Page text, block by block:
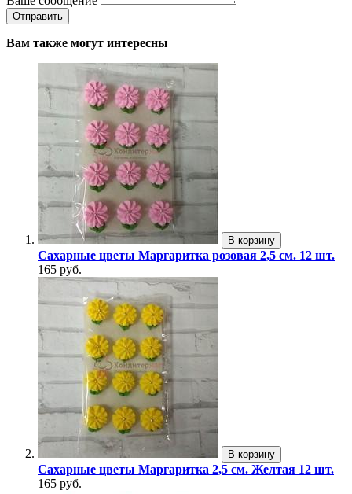
Вам также могут интересны
В корзину
Сахарные цветы Маргаритка розовая 2,5 см. 12 шт.
165 руб.
В корзину
Сахарные цветы Маргаритка 2,5 см. Желтая 12 шт.
165 руб.